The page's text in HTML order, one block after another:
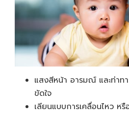
แสงสีหน้า อารมณ์ และท่าทา
ขัดใจ
เลียนแบบการเคลื่อนไหว ห